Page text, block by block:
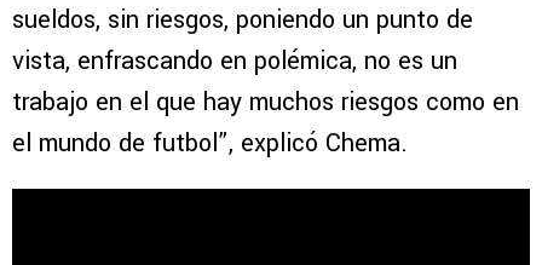
sueldos, sin riesgos, poniendo un punto de
vista, enfrascando en polémica, no es un
trabajo en el que hay muchos riesgos como en
el mundo de futbol”, explicó Chema.